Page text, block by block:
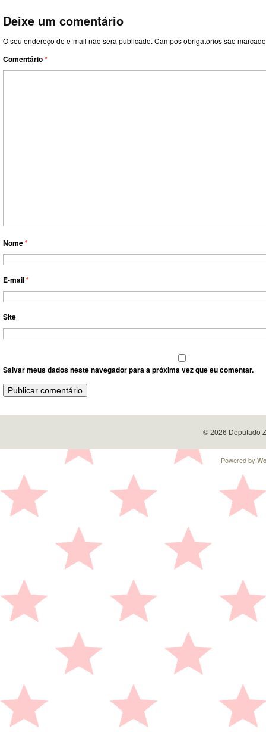
Deixe um comentário
O seu endereço de e-mail não será publicado. Campos obrigatórios são
Comentário*
Nome*
E-mail*
Site
Salvar meus dados neste navegador para a próxima vez que eu comentar.
© 2026 Deputado
Powered by